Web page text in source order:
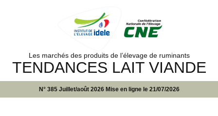
Les marchés des produits de l’élevage de ruminants
TENDANCES LAIT VIANDE
N° 385 Juillet/août 2026 Mise en ligne le 21/07/2026